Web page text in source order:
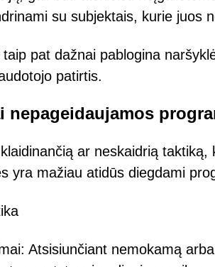
su subjektais, kurie juos
pat dažnai pablogina
patirtis.
nepageidaujamos
ar neskaidrią
yra mažiau atidūs diegdami
Atsisiunčiant nemokamą